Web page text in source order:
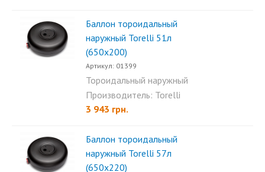
Баллон тороидальный
наружный Torelli 51л
(650х200)
Артикул: 01399
Тороидальный наружный
баллон Torelli 51л (650х200)...
Производитель: Torelli
3 943 грн.
Баллон тороидальный
наружный Torelli 57л
(650х220)